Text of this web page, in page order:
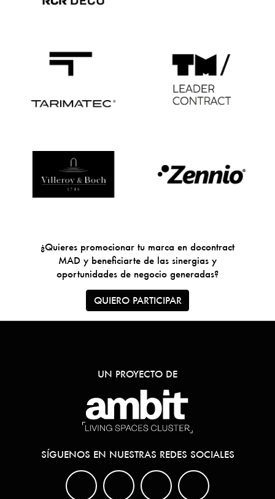
¿Quieres promocionar tu marca en docontract
MAD y beneficiarte de las sinergias y
oportunidades de negocio generadas?
QUIERO PARTICIPAR
UN PROYECTO DE
SÍGUENOS EN NUESTRAS REDES SOCIALES